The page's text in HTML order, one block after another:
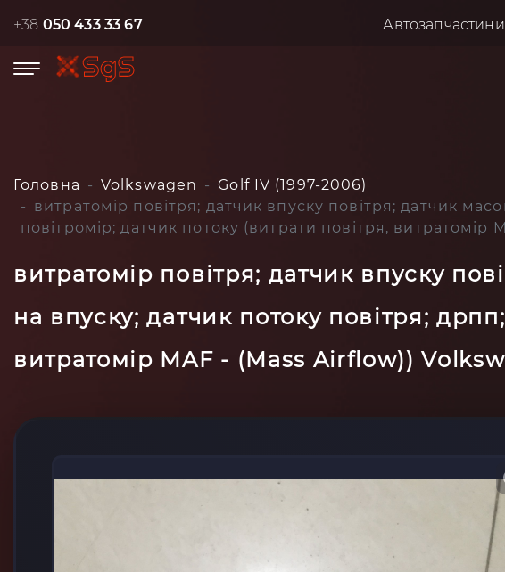
+38 050 433 33 67 Автозапчастини
Головна Volkswagen
Golf IV (1997-2006)
витратомір повітря; датчик впуску повітря; датчик
повітромір; датчик потоку (витрати повітря,
витратомір повітря; датчик впуску
на впуску; датчик потоку повітря;
витратомір MAF - (Mass Airflow))